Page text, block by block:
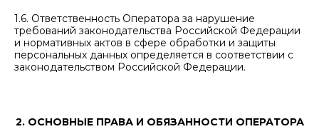
1.6. Ответственность Оператора за нарушение
требований законодательства Российской Федерации
и нормативных актов в сфере обработки и защиты
персональных данных определяется в соответствии с
законодательством Российской Федерации.
2. ОСНОВНЫЕ ПРАВА И ОБЯЗАННОСТИ ОПЕРАТОРА